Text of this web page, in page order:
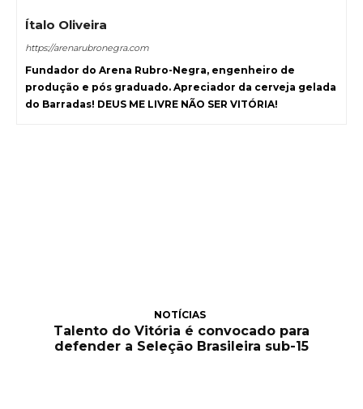
Ítalo Oliveira
https://arenarubronegra.com
Fundador do Arena Rubro-Negra, engenheiro de
produção e pós graduado. Apreciador da cerveja gelada
do Barradas! DEUS ME LIVRE NÃO SER VITÓRIA!
NOTÍCIAS
Talento do Vitória é convocado para
defender a Seleção Brasileira sub-15